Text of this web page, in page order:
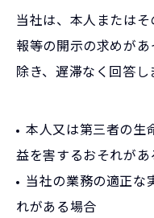
当社は、本人または
報等の開示の求めが
除き、遅滞なく回答し
本人又は第三者の生
益を害するおそれが
当社の業務の適正な
れがある場合